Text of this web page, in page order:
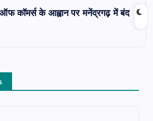
कॉमर्स के आह्वान पर मनेंद्रगढ़ में बंद